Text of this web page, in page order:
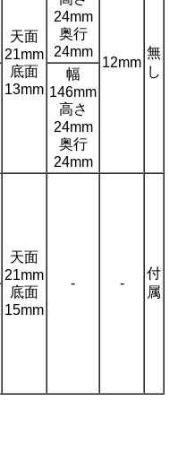
天面
21mm
底面
13mm
24mm
奥行
24mm
12mm
無
し
幅
146mm
高さ
24mm
奥行
24mm
天面
21mm
底面
15mm
- -
付
属